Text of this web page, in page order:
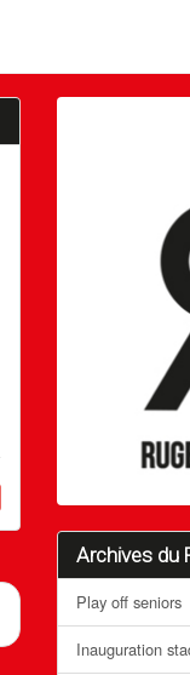
Archives du
Play off seniors
Inauguration